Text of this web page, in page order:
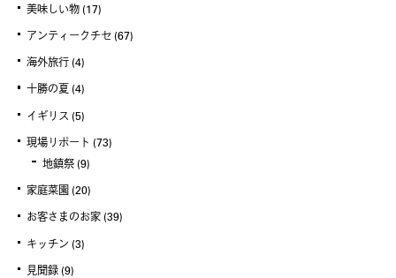
美味しい物 (17)
アンティークチセ (67)
海外旅行 (4)
十勝の夏 (4)
イギリス (5)
現場リポート (73)
地鎮祭 (9)
家庭菜園 (20)
お客さまのお家 (39)
キッチン (3)
見聞録 (9)